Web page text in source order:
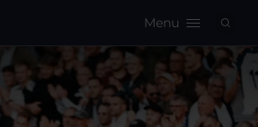
Menu